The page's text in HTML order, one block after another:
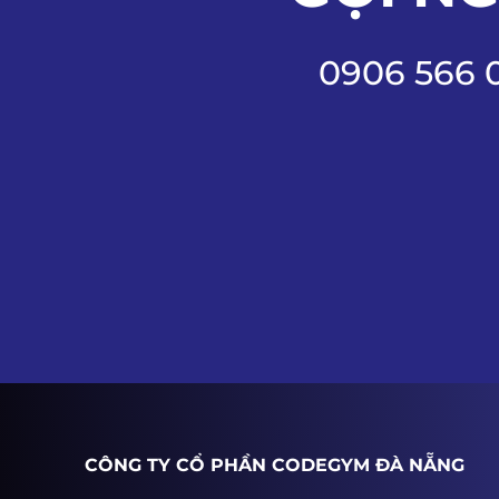
0906 566
CÔNG TY CỔ PHẦN CODEGYM ĐÀ NẴNG